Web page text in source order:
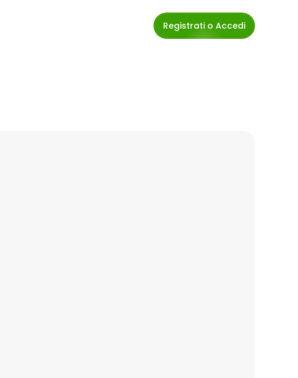
Registrati o Accedi